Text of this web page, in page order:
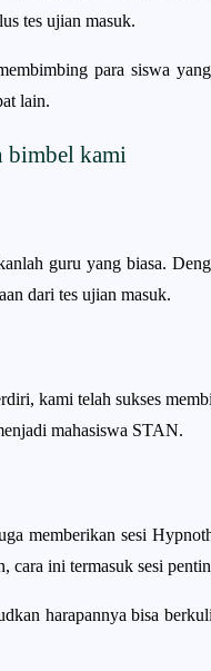
tes ujian masuk.
para siswa
lain.
bimbel kami
guru yang biasa.
dari tes ujian masuk.
kami telah sukses
mahasiswa STAN.
memberikan sesi
cara ini termasuk sesi
harapannya bisa